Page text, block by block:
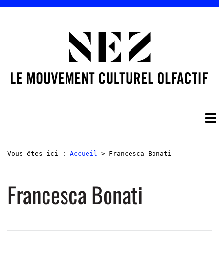
Vous êtes ici : Accueil > Francesca Bonati
Francesca Bonati